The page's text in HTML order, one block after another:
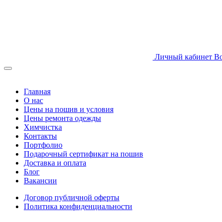
Личный кабинет
Главная
О нас
Цены на пошив и условия
Цены ремонта одежды
Химчистка
Контакты
Портфолио
Подарочный сертификат на пошив
Доставка и оплата
Блог
Вакансии
Договор публичной оферты
Политика конфиденциальности